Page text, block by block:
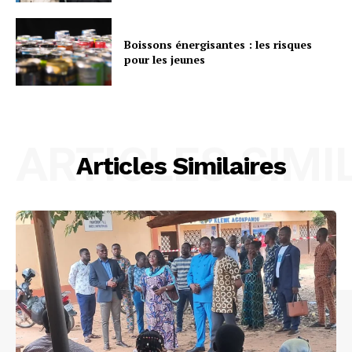
Boissons énergisantes : les risques
pour les jeunes
Articles Similaires
ARTICLES